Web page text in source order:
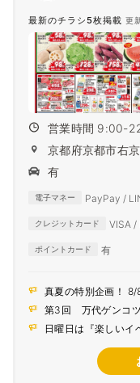
最新のチラシ5枚掲載 更
営業時間 9:00-
京都府京都市右
有
電子マネー
PayPay /
クレジットカード
VISA /
ポイントカード 有
真夏の特別企画！ 8/
くとポイント5倍！
第3回 万代ゲンコツ
日曜日は『楽しいイ